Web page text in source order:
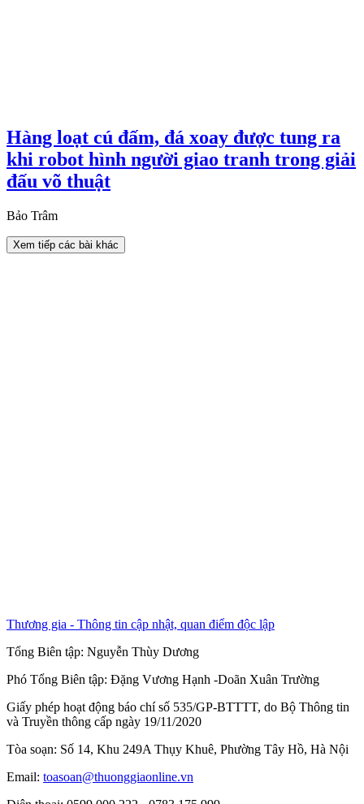
Hàng loạt cú đấm, đá xoay được tung ra
khi robot hình người giao tranh trong giải
đấu võ thuật
Bảo Trâm
Xem tiếp các bài khác
Thương gia - Thông tin cập nhật, quan điểm độc lập
Tổng Biên tập: Nguyễn Thùy Dương
Phó Tổng Biên tập: Đặng Vương Hạnh -Doãn Xuân Trường
Giấy phép hoạt động báo chí số 535/GP-BTTTT, do Bộ Thông tin
và Truyền thông cấp ngày 19/11/2020
Tòa soạn: Số 14, Khu 249A Thụy Khuê, Phường Tây Hồ, Hà Nội
Email: toasoan@thuonggiaonline.vn